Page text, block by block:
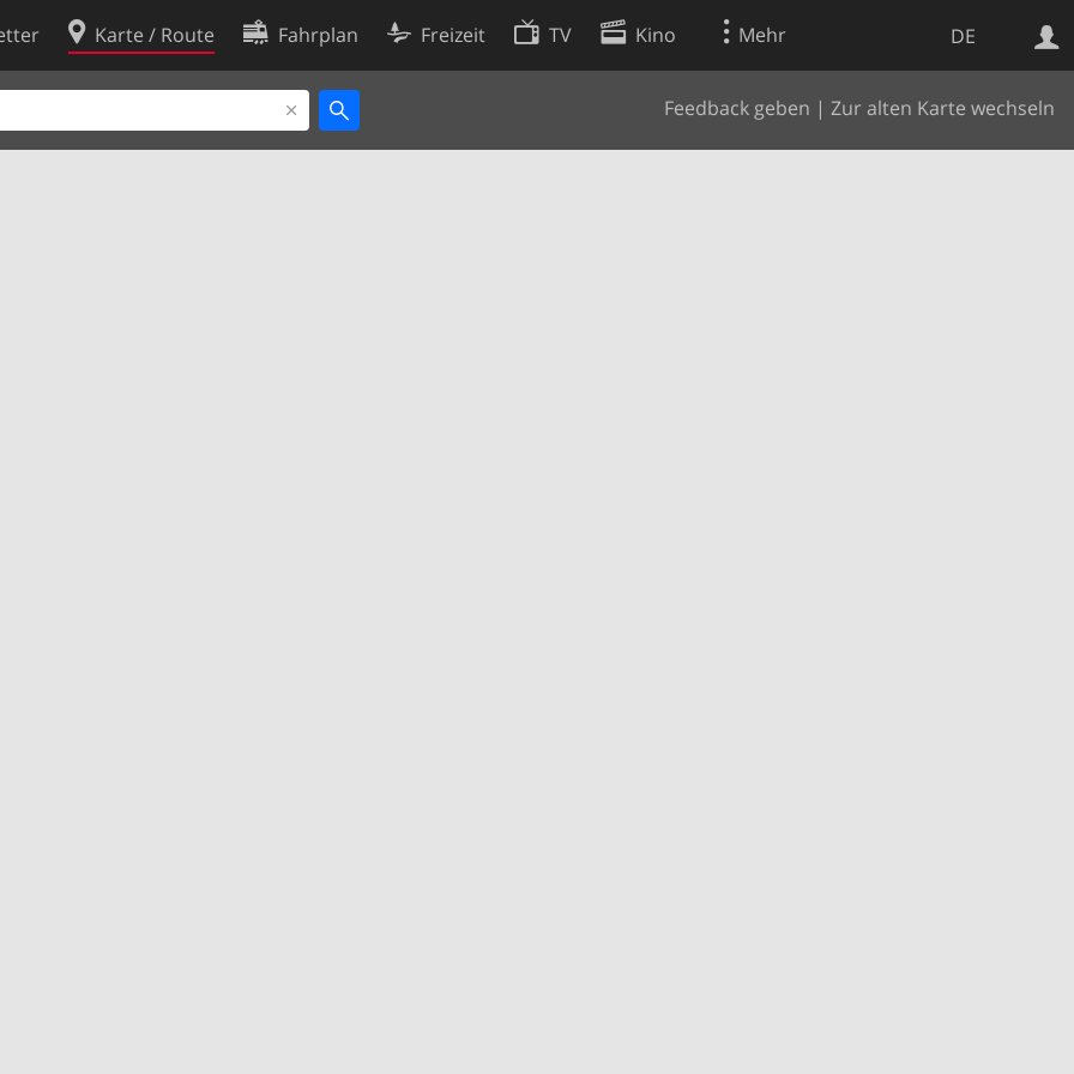
DE
Karte / Route Fahrplan Freizeit TV Kino Mehr
Feedback geben | Zur alten Karte wechseln
Websuche
Cookie-Richtlinie
Cookie-Einstellungen